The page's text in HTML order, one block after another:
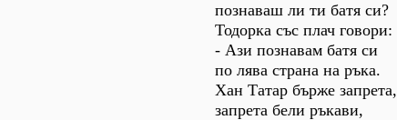
познаваш ли ти батя си?
Тодорка със плач говори:
- Ази познавам батя си
по лява страна на ръка.
Хан Татар бърже запрета,
запрета бели ръкави,